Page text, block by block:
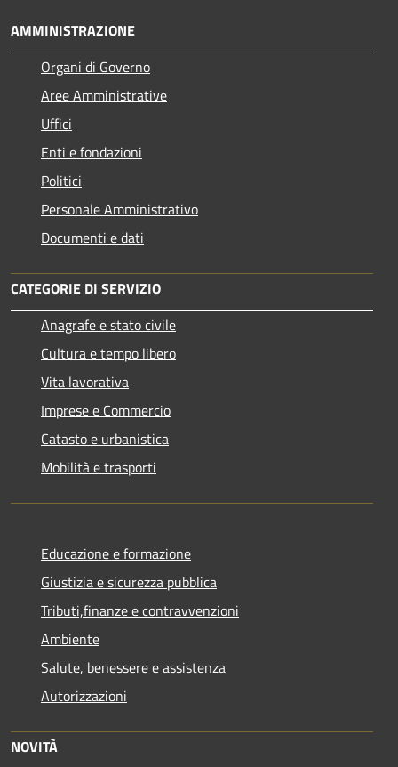
AMMINISTRAZIONE
Organi di Governo
Aree Amministrative
Uffici
Enti e fondazioni
Politici
Personale Amministrativo
Documenti e dati
CATEGORIE DI SERVIZIO
Anagrafe e stato civile
Cultura e tempo libero
Vita lavorativa
Imprese e Commercio
Catasto e urbanistica
Mobilità e trasporti
Educazione e formazione
Giustizia e sicurezza pubblica
Tributi,finanze e contravvenzioni
Ambiente
Salute, benessere e assistenza
Autorizzazioni
NOVITÀ